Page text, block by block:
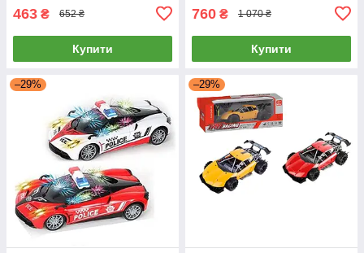
463 ₴ 652 ₴
Купити
760 ₴ 1 070 ₴
Купити
–29% –29%